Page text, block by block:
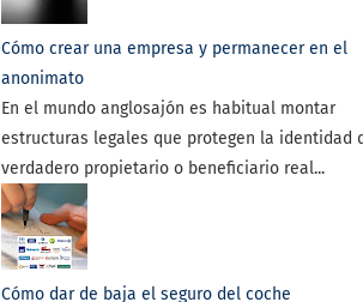
Cómo crear una empresa y permanecer en el
anonimato
En el mundo anglosajón es habitual montar
estructuras legales que protegen la identidad
verdadero propietario o beneficiario real...
Cómo dar de baja el seguro del coche